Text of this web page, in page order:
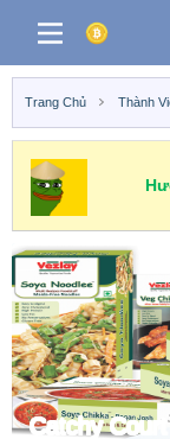
Trang Chủ Thành
Catchy Court